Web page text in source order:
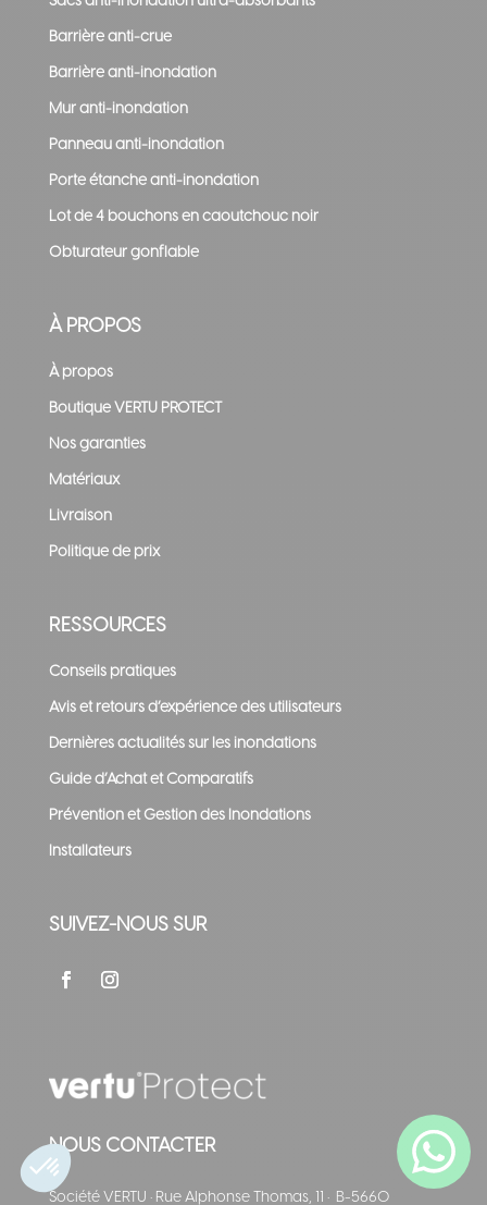
Barrière anti-crue
Barrière anti-inondation
Mur anti-inondation
Panneau anti-inondation
Porte étanche anti-inondation
Lot de 4 bouchons en caoutchouc noir
Obturateur gonflable
À PROPOS
À propos
Boutique VERTU PROTECT
Nos garanties
Matériaux
Livraison
Politique de prix
RESSOURCES
Conseils pratiques
Avis et retours d’expérience des utilisateurs
Dernières actualités sur les inondations
Guide d’Achat et Comparatifs
Prévention et Gestion des Inondations
Installateurs
SUIVEZ-NOUS SUR
NOUS CONTACTER
Société VERTU ·Rue Alphonse Thomas, 11 · B-5660